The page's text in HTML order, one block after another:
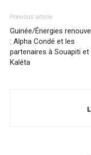
Previous article
Guinée/Énergies
: Alpha Condé et les
partenaires à Souapiti et
Kaléta